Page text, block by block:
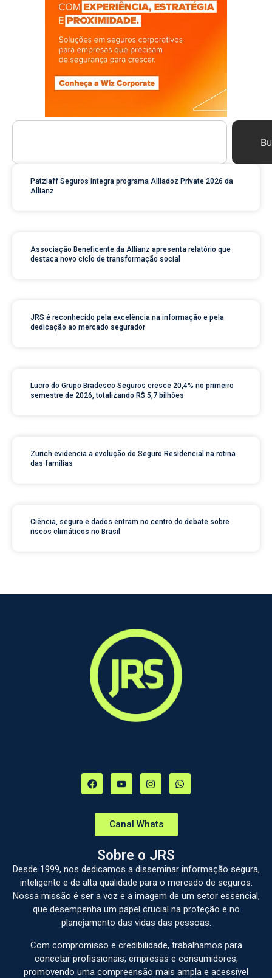
Patzlaff Seguros integra programa Alliadoz Private 2026 da
Allianz
Associação Beneficente da Allianz apresenta relatório que
destaca novo ciclo de transformação social
JRS é reconhecido pela excelência na informação e pela
dedicação ao mercado segurador
Lucro do Grupo Bradesco Seguros cresce 20,4% no primeiro
semestre de 2026, totalizando R$ 5,7 bilhões
Zurich evidencia a evolução do Seguro Residencial na rotina
das famílias
Ciência, seguro e dados entram no centro do debate sobre
riscos climáticos no Brasil
Canal Whats
Sobre o JRS
Desde 1999, nos dedicamos a disseminar informação segura,
inteligente e de alta qualidade para o mercado de seguros.
Nossa missão é ser a voz e a imagem de um setor essencial,
que desempenha um papel crucial na proteção e no
planejamento das vidas das pessoas.
Com compromisso e credibilidade, trabalhamos para
conectar profissionais, empresas e consumidores,
promovendo uma compreensão mais ampla e acessível